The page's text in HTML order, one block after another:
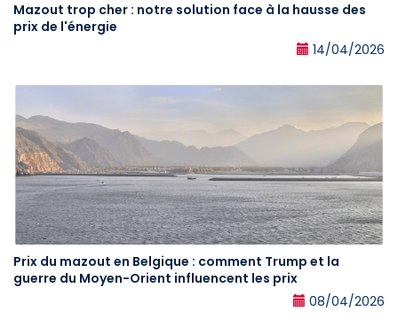
Mazout trop cher : notre solution face à la hausse des
prix de l'énergie
14/04/2026
Prix du mazout en Belgique : comment Trump et la
guerre du Moyen-Orient influencent les prix
08/04/2026